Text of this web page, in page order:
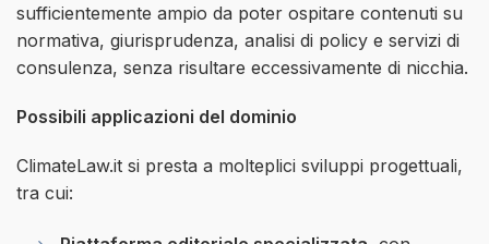
sufficientemente ampio da poter ospitare contenuti su
normativa, giurisprudenza, analisi di policy e servizi di
consulenza, senza risultare eccessivamente di nicchia.
Possibili applicazioni del dominio
ClimateLaw.it si presta a molteplici sviluppi progettuali,
tra cui: